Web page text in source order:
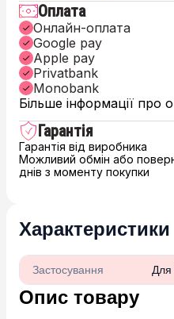
Оплата
Онлайн-оплата
Google pay
Apple pay
Privatbank
Monobank
Більше інформації про
Гарантія
Гарантія від виробника
Можливий обмін або
днів з моменту покупки
Характеристики
Застосування Для
Опис товару